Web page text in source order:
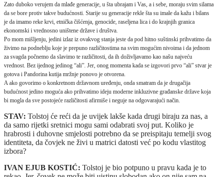
Zato duboko verujem da mlađe generacije, u šta ubrajam i Vas, a i sebe, moraju svim silama
da se bore protiv takve budućnosti. Starije su generacije rekle šta su imale da kažu i bilans
je da imamo reke krvi, etnička čišćenja, genocide, raseljena lica i do krajnjih granica
ekonomski i vrednosno uništene države i društva.
Po mom mišljenju, jedini izlaz iz ovakvog stanja jeste da pod hitno suštinski prihvatimo da
živimo na podneblju koje je prepuno različitostima na svim mogućim nivoima i da jednom
za svagda počnemo da slavimo te različitosti, da ih doživljavamo kao našu najveću
vrednost. Bez ijednog jedinog “ali”. Jer, onog momenta kada se izgovori prvo “ali” stvar je
gotova i Pandorina kutija mržnje ponovo je otvorena.
A ako govorimo o konkretnom državnom uređenju, onda smatram da je drugačija
budućnost jedino moguća ako prihvatimo ideju moderne inkluzivne građanske države koja
bi mogla da sve postojeće različitosti afirmiše i neguje na odgovarajući način.
STAV: Tolstoj će reći da je uvijek lakše kada drugi biraju za nas, a
da samo rijetki sretnici mogu sami odabrati svoj put. Koliko je
hrabrosti i duhovne smjelosti potrebno da se preispitaju temelji svog
identiteta, da čovjek ne živi u matrici datosti već po kodu vlastitog
izbora?
IVAN EJUB KOSTIĆ: Tolstoj je bio potpuno u pravu kada je to